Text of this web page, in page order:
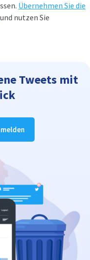
Übernehmen Sie die
und nutzen Sie
Tweets mit